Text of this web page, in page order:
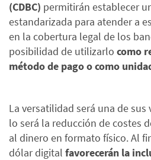
(CDBC) permitirán establecer
estandarizada para atender a
en la cobertura legal de los
posibilidad de utilizarlo como
método de pago o como
La versatilidad será una de
lo será la reducción de costes
al dinero en formato físico. Al
dólar digital favorecerán la